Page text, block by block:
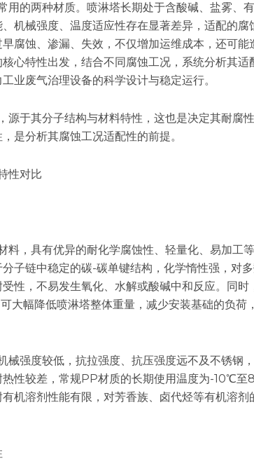
用的两种材质。喷淋塔长期处于含酸碱、盐雾、
机械强度、温度适应性存在显著差异，适配的腐
腐蚀、渗漏、失效，不仅增加运维成本，还可能
心特性出发，结合不同腐蚀工况，系统分析其适
业废气治理设备的科学设计与稳定运行。
源于其分子结构与材料特性，这也是决定其耐腐
是分析其腐蚀工况适配性的前提。
性对比
料，具有优异的耐化学腐蚀性、轻量化、易加工
子链中稳定的碳-碳单键结构，化学惰性强，对
性，不易发生氧化、水解或酸碱中和反应。同
大幅降低喷淋塔整体重量，减少安装基础的负荷
械强度较低，抗拉强度、抗压强度远不及不锈钢
热性较差，常规PP材质的长期使用温度为-10℃
机溶剂性能有限，对芳香族、卤代烃等有机溶剂